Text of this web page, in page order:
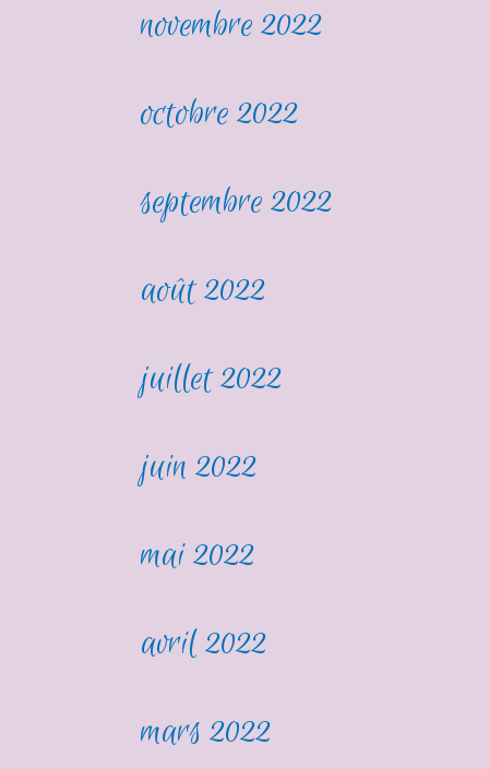
novembre 2022
octobre 2022
septembre 2022
août 2022
juillet 2022
juin 2022
mai 2022
avril 2022
mars 2022